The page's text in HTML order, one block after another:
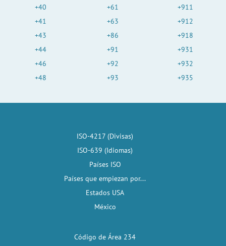
+40
+41
+43
+44
+46
+48
+61
+63
+86
+91
+92
+93
+911
+912
+918
+931
+932
+935
ISO-4217 (Divisas)
ISO-639 (Idiomas)
Países ISO
Países que empiezan por...
Estados USA
México
Código de Área 234